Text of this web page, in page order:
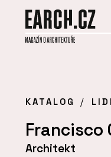
KATALOG
Francisco
Architekt